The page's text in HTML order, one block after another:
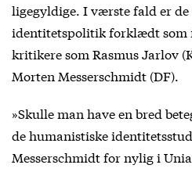
ligegyldige. I værste fald er
identitetspolitik forklædt som
kritikere som Rasmus Jarlov
Morten Messerschmidt (DF).
»Skulle man have en bred
de humanistiske
Messerschmidt for nylig i